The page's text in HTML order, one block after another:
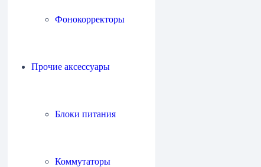
Фонокорректоры
Прочие аксессуары
Блоки питания
Коммутаторы